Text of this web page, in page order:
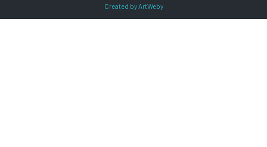
Created by ArtWeby